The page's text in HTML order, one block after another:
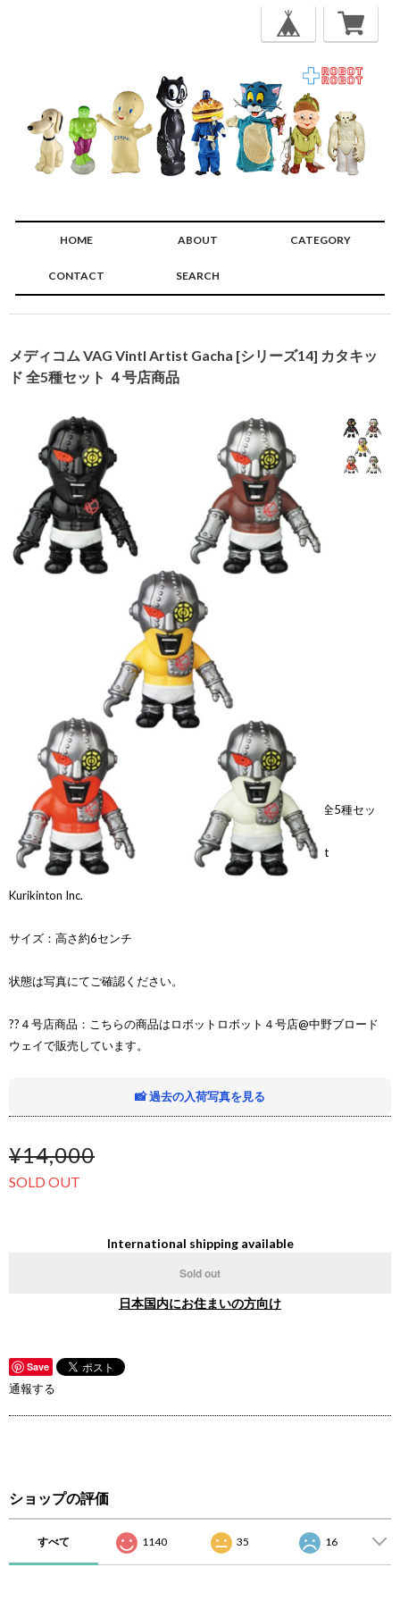
HOME ABOUT CATEGORY
CONTACT SEARCH
メディコム VAG Vintl Artist Gacha [シリーズ14] カタキッ
ド 全5種セット ４号店商品
メディコム VAG Vintl Artist Gacha [シリーズ14] カタキッド 全5種セッ
ト ??４号店商品
Medicom VAG Vintl Artist Gacha Series 14 KATAKID 5pcs set
Kurikinton Inc.
サイズ：高さ約6センチ
状態は写真にてご確認ください。
??４号店商品：こちらの商品はロボットロボット４号店@中野ブロード
ウェイで販売しています。
📸 過去の入荷写真を見る
¥14,000
SOLD OUT
International shipping available
Sold out
日本国内にお住まいの方向け
Save
通報する
ショップの評価
すべて 1140 35 16